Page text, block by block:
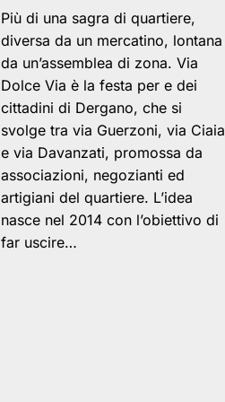
Più di una sagra di quartiere,
diversa da un mercatino, lontana
da un’assemblea di zona. Via
Dolce Via è la festa per e dei
cittadini di Dergano, che si
svolge tra via Guerzoni, via Ciaia
e via Davanzati, promossa da
associazioni, negozianti ed
artigiani del quartiere. L’idea
nasce nel 2014 con l’obiettivo di
far uscire…